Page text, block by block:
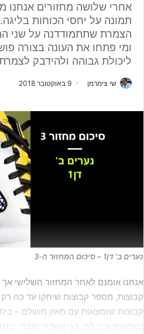
אחרי שלושה מחזורים
תמונה על יחסי הכוחות
הצמרת שתתמודדנה על שני
ומי פתחו את העונה בצורה
ליכולת גבוהה ולהידבק
שי צימרמן 9 באוקטובר 2018
נערים ב' דן1 – סיכום המחזור ה-3
קבוצות שנמצאות עם מאזן מושלם –
ניצחונות ובני לוד, בני אשדוד ומכבי